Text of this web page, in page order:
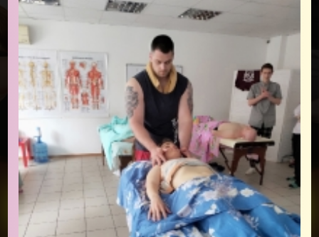
Оставить заявку на семинар